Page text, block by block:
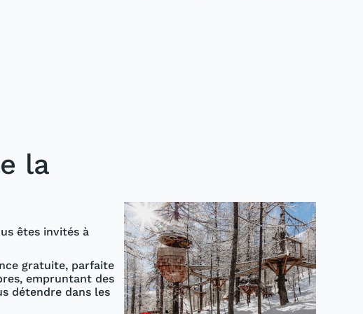
la
êtes invités à
gratuite, parfaite
empruntant des
détendre dans les